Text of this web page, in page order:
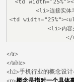
<td
<td
</
</tr>
</table>
<h2>手机行业的概念设计
<p>概念是指对一个具体